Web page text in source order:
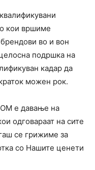
кои вршиме
во и вон
подршка на
кадар да
можен рок.
е давање на
одговараат на сите
се грижиме за
со Нашите ценети